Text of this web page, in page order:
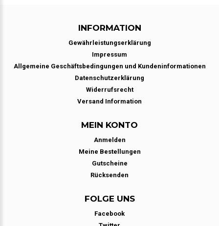
INFORMATION
Gewährleistungserklärung
Impressum
Allgemeine Geschäftsbedingungen und Kundeninformationen
Datenschutzerklärung
Widerrufsrecht
Versand Information
MEIN KONTO
Anmelden
Meine Bestellungen
Gutscheine
Rücksenden
FOLGE UNS
Facebook